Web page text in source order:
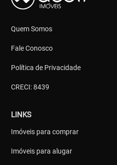
Quem Somos
Fale Conosco
Política de Privacidade
CRECI: 8439
LINKS
Imóveis para comprar
Imóveis para alugar